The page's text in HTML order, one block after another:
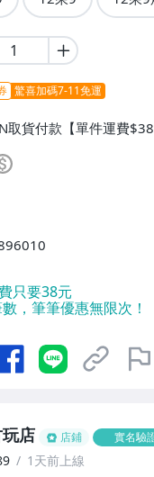
驚喜加碼7-11免運
取貨付款【單件運費
款【單件運費$60】、宅
$130】
只要38元
，筆筆優惠無限次！
店 店鋪 實名驗
1天前上線